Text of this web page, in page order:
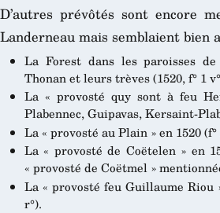
D’autres prévôtés sont encore
Landerneau mais semblaient
La Forest dans les paroisses de
Thonan et leurs trèves (1520, f° 1
La « provosté quy sont à feu
Plabennec, Guipavas, Kersaint-
La « provosté au Plain » en 1520 (f°
La « provosté de Coëtelen » en
« provosté de Coëtmel »
La « provosté feu Guillaume Riou
r°).